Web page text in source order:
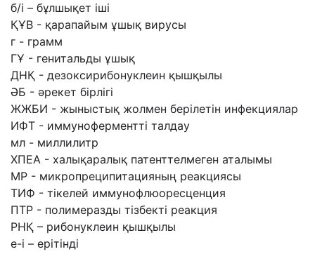
б/і – бұлшықет іші
ҚҰВ - қарапайым ұшық вирусы
г - грамм
ГҰ - генитальды ұшық
ДНҚ - дезоксирибонуклеин қышқылы
ӘБ - әрекет бірлігі
ЖЖБИ - жыныстық жолмен берiлетiн инфекциялар
ИФТ - иммуноферментті талдау
мл - миллилитр
ХПЕА - халықаралық патенттелмеген аталымы
МР - микропреципитацияның реакциясы
ТИФ - тікелей иммунофлюоресценция
ПТР - полимеразды тізбекті реакция
РНҚ – рибонуклеин қышқылы
е-і – ерітінді